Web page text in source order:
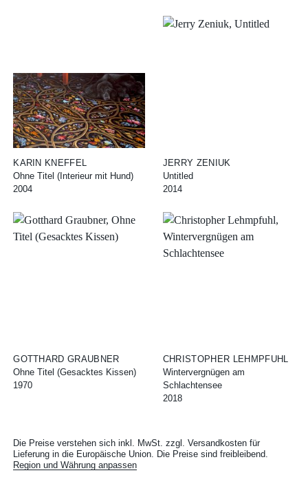
KARIN KNEFFEL
Ohne Titel (Interieur mit Hund)
2004
JERRY ZENIUK
Untitled
2014
GOTTHARD GRAUBNER
Ohne Titel (Gesacktes Kissen)
1970
CHRISTOPHER LEHMPFUHL
Wintervergnügen am
Schlachtensee
2018
Die Preise verstehen sich inkl. MwSt. zzgl. Versandkosten für
Lieferung in die Europäische Union. Die Preise sind freibleibend.
Region und Währung anpassen